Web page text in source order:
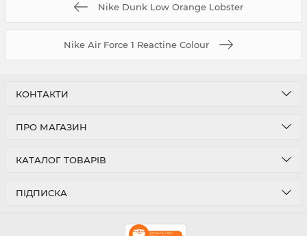
Nike Dunk Low Orange Lobster
Nike Air Force 1 Reactine Colour
КОНТАКТИ
ПРО МАГАЗИН
КАТАЛОГ ТОВАРІВ
ПІДПИСКА